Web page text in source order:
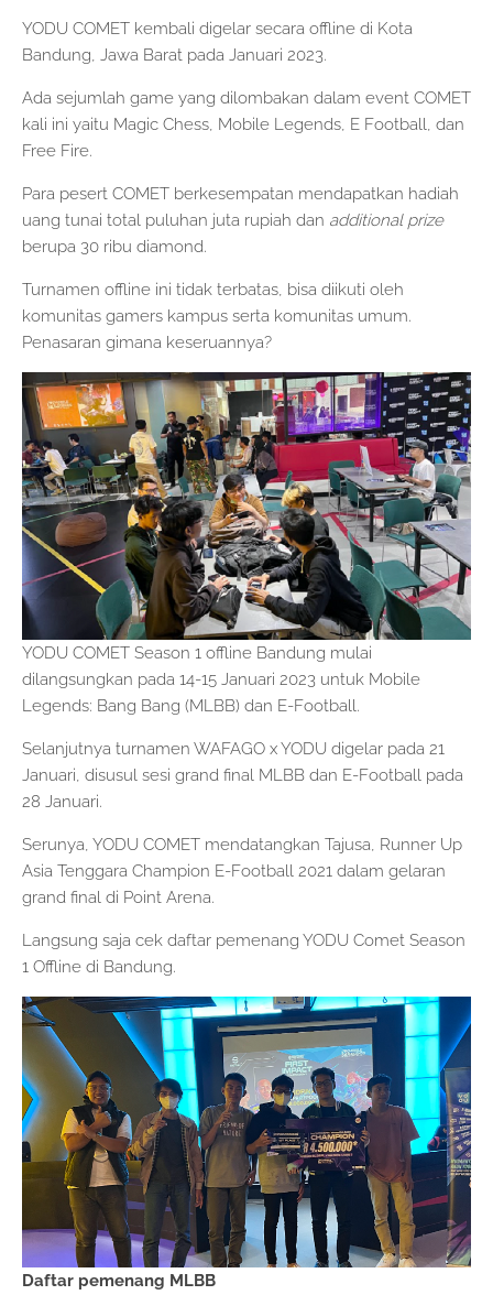
YODU COMET kembali digelar secara offline di Kota
Bandung, Jawa Barat pada Januari 2023.
Ada sejumlah game yang dilombakan dalam event COMET
kali ini yaitu Magic Chess, Mobile Legends, E Football, dan
Free Fire.
Para pesert COMET berkesempatan mendapatkan hadiah
uang tunai total puluhan juta rupiah dan additional prize
berupa 30 ribu diamond.
Turnamen offline ini tidak terbatas, bisa diikuti oleh
komunitas gamers kampus serta komunitas umum.
Penasaran gimana keseruannya?
YODU COMET Season 1 offline Bandung mulai
dilangsungkan pada 14-15 Januari 2023 untuk Mobile
Legends: Bang Bang (MLBB) dan E-Football.
Selanjutnya turnamen WAFAGO x YODU digelar pada 21
Januari, disusul sesi grand final MLBB dan E-Football pada
28 Januari.
Serunya, YODU COMET mendatangkan Tajusa, Runner Up
Asia Tenggara Champion E-Football 2021 dalam gelaran
grand final di Point Arena.
Langsung saja cek daftar pemenang YODU Comet Season
1 Offline di Bandung.
Daftar pemenang MLBB